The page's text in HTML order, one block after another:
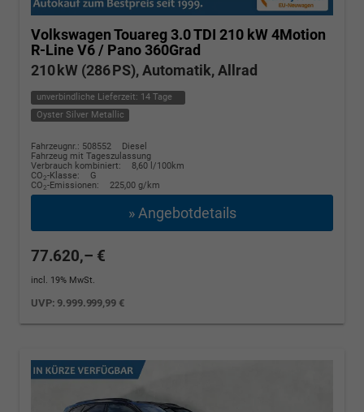
Volkswagen Touareg3.0 TDI 210 kW 4Motion
R-Line V6 / Pano 360Grad
210 kW (286 PS), Automatik, Allrad
unverbindliche Lieferzeit: 14 Tage
Oyster Silver Metallic
Fahrzeugnr.: 508552
Diesel
Fahrzeug mit Tageszulassung
Verbrauch kombiniert:
8,60 l/100km
CO2-Klasse:
G
CO2-Emissionen: 225,00 g/km
» Angebotdetails
77.620,– €
incl. 19% MwSt.
UVP: 9.999.999,99 €